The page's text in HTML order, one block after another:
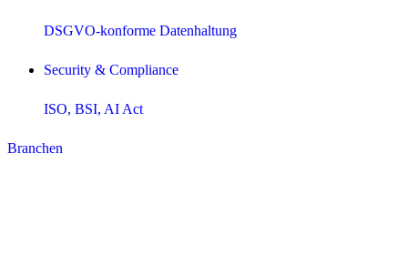
DSGVO-konforme Datenhaltung
Security & Compliance
ISO, BSI, AI Act
Branchen